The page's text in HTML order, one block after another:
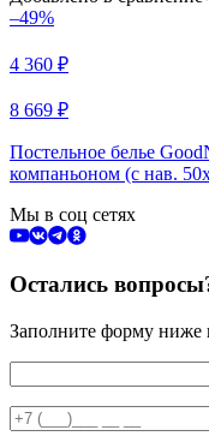
–49%
4 360 ₽
8 669 ₽
Постельное белье
компаньоном (с нав.
Мы в соц сетях
Остались
Заполните форму ниже